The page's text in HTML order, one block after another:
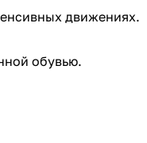
движениях.
обувью.